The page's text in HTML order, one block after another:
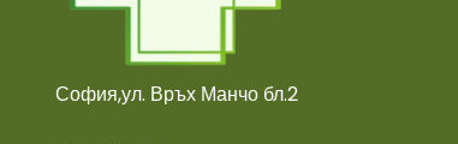
София,ул. Връх Манчо бл.2